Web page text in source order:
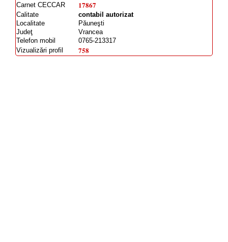
Carnet CECCAR
17867
Calitate
contabil autorizat
Localitate
Păuneşti
Judeţ
Vrancea
Telefon mobil
0765-213317
Vizualizări profil
758